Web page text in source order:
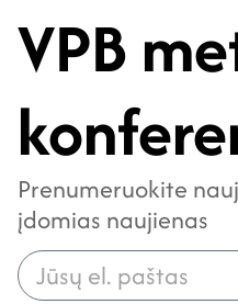
VPB
Prenumeruokite
įdomias naujienas